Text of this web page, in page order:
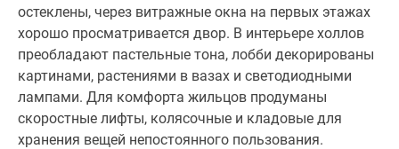
остеклены, через витражные окна на первых этажах
хорошо просматривается двор. В интерьере холлов
преобладают пастельные тона, лобби декорированы
картинами, растениями в вазах и светодиодными
лампами. Для комфорта жильцов продуманы
скоростные лифты, колясочные и кладовые для
хранения вещей непостоянного пользования.